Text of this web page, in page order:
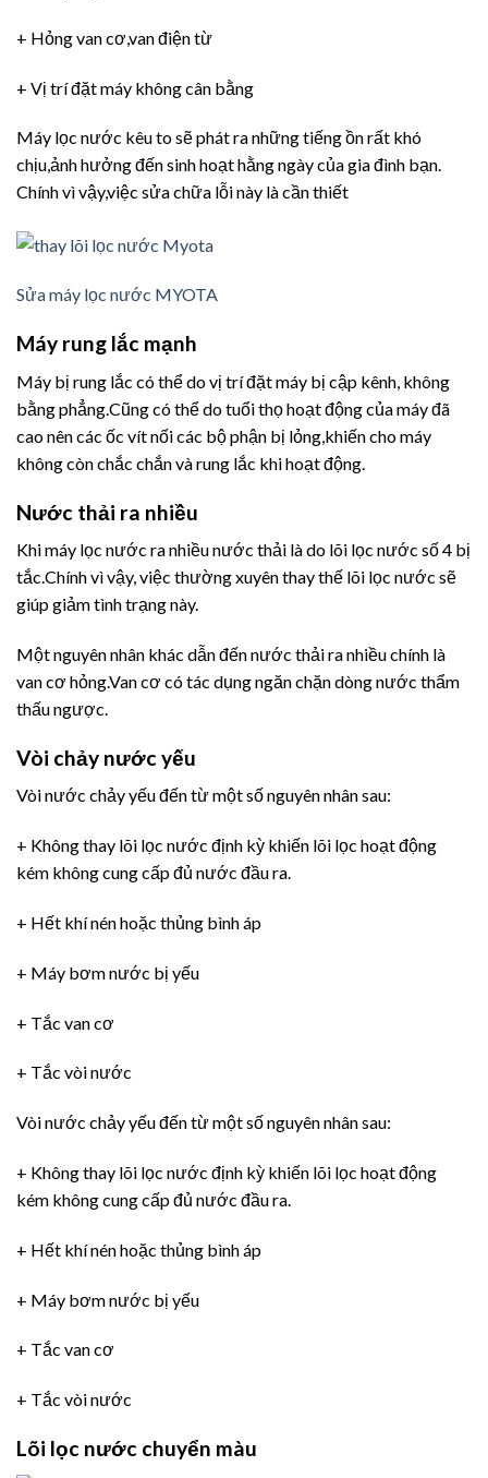
+ Hỏng van cơ,van điện từ
+ Vị trí đặt máy không cân bằng
Máy lọc nước kêu to sẽ phát ra những tiếng ồn rất khó
chịu,ảnh hưởng đến sinh hoạt hằng ngày của gia đình bạn.
Chính vì vậy,việc sửa chữa lỗi này là cần thiết
Sửa máy lọc nước MYOTA
Máy rung lắc mạnh
Máy bị rung lắc có thể do vị trí đặt máy bị cập kênh, không
bằng phẳng.Cũng có thể do tuổi thọ hoạt động của máy đã
cao nên các ốc vít nối các bộ phận bị lỏng,khiến cho máy
không còn chắc chắn và rung lắc khi hoạt động.
Nước thải ra nhiều
Khi máy lọc nước ra nhiều nước thải là do lõi lọc nước số 4 bị
tắc.Chính vì vậy, việc thường xuyên thay thế lõi lọc nước sẽ
giúp giảm tình trạng này.
Một nguyên nhân khác dẫn đến nước thải ra nhiều chính là
van cơ hỏng.Van cơ có tác dụng ngăn chặn dòng nước thẩm
thấu ngược.
Vòi chảy nước yếu
Vòi nước chảy yếu đến từ một số nguyên nhân sau:
+ Không thay lõi lọc nước định kỳ khiến lõi lọc hoạt động
kém không cung cấp đủ nước đầu ra.
+ Hết khí nén hoặc thủng bình áp
+ Máy bơm nước bị yếu
+ Tắc van cơ
+ Tắc vòi nước
Vòi nước chảy yếu đến từ một số nguyên nhân sau:
+ Không thay lõi lọc nước định kỳ khiến lõi lọc hoạt động
kém không cung cấp đủ nước đầu ra.
+ Hết khí nén hoặc thủng bình áp
+ Máy bơm nước bị yếu
+ Tắc van cơ
+ Tắc vòi nước
Lõi lọc nước chuyển màu